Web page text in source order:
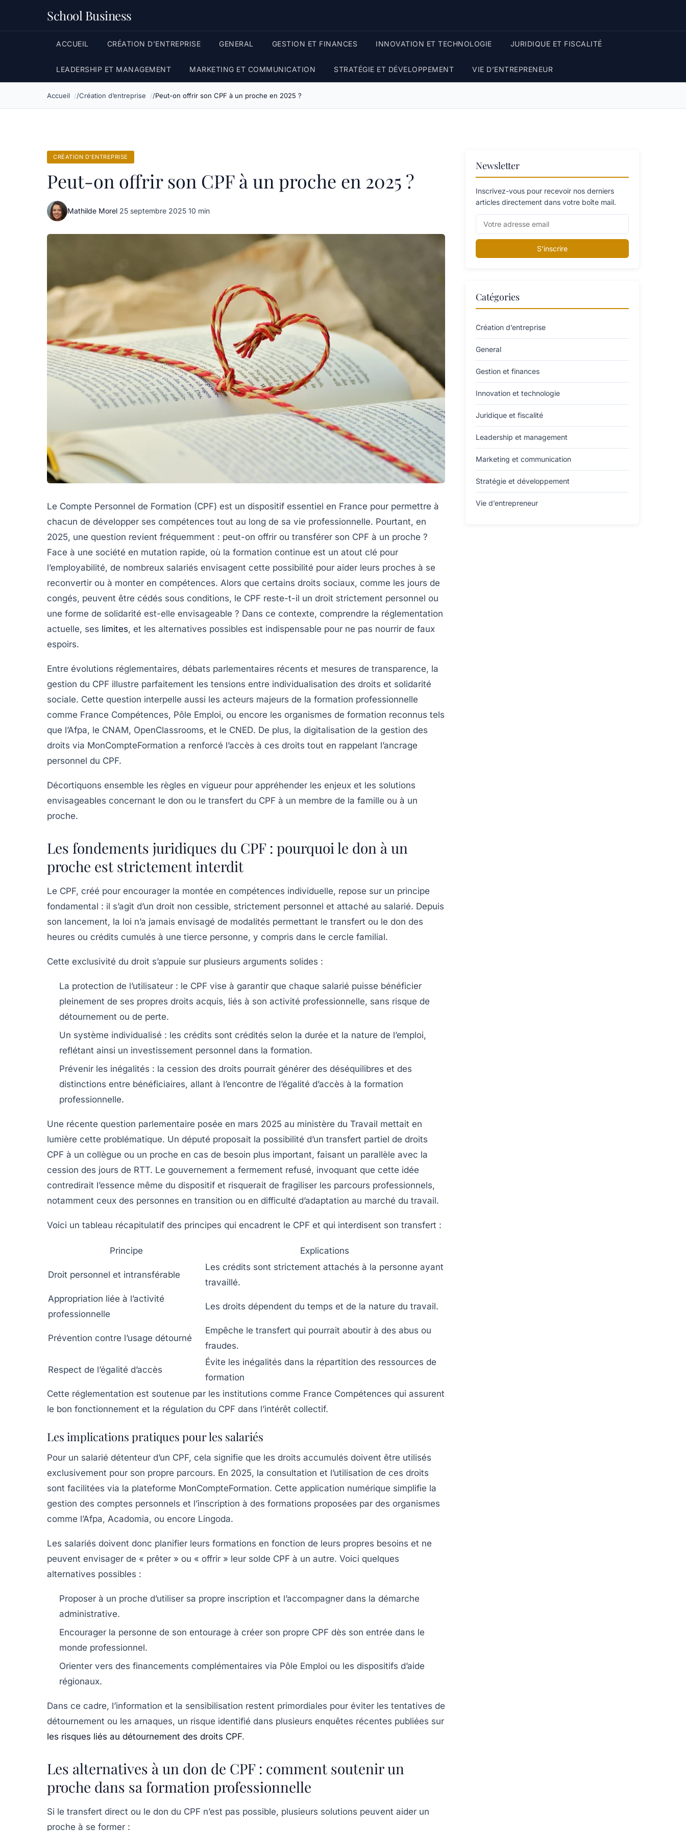
School Business
ACCUEIL CRÉATION D’ENTREPRISE GENERAL GESTION ET FINANCES INNOVATION ET TECHNOLOGIE JURIDIQUE ET FISCALITÉ
LEADERSHIP ET MANAGEMENT MARKETING ET COMMUNICATION STRATÉGIE ET DÉVELOPPEMENT VIE D’ENTREPRENEUR
Accueil Création d’entreprise Peut-on offrir son CPF à un proche en 2025 ?
CRÉATION D’ENTREPRISE
Peut-on offrir son CPF à un proche en 2025 ?
Mathilde Morel·25 septembre 2025·10 min
Le Compte Personnel de Formation (CPF) est un dispositif essentiel en France pour permettre à
chacun de développer ses compétences tout au long de sa vie professionnelle. Pourtant, en
2025, une question revient fréquemment : peut-on offrir ou transférer son CPF à un proche ?
Face à une société en mutation rapide, où la formation continue est un atout clé pour
l’employabilité, de nombreux salariés envisagent cette possibilité pour aider leurs proches à se
reconvertir ou à monter en compétences. Alors que certains droits sociaux, comme les jours de
congés, peuvent être cédés sous conditions, le CPF reste-t-il un droit strictement personnel ou
une forme de solidarité est-elle envisageable ? Dans ce contexte, comprendre la réglementation
actuelle, ses limites, et les alternatives possibles est indispensable pour ne pas nourrir de faux
espoirs.
Entre évolutions réglementaires, débats parlementaires récents et mesures de transparence, la
gestion du CPF illustre parfaitement les tensions entre individualisation des droits et solidarité
sociale. Cette question interpelle aussi les acteurs majeurs de la formation professionnelle
comme France Compétences, Pôle Emploi, ou encore les organismes de formation reconnus tels
que l’Afpa, le CNAM, OpenClassrooms, et le CNED. De plus, la digitalisation de la gestion des
droits via MonCompteFormation a renforcé l’accès à ces droits tout en rappelant l’ancrage
personnel du CPF.
Décortiquons ensemble les règles en vigueur pour appréhender les enjeux et les solutions
envisageables concernant le don ou le transfert du CPF à un membre de la famille ou à un
proche.
Les fondements juridiques du CPF : pourquoi le don à un
proche est strictement interdit
Le CPF, créé pour encourager la montée en compétences individuelle, repose sur un principe
fondamental : il s’agit d’un droit non cessible, strictement personnel et attaché au salarié. Depuis
son lancement, la loi n’a jamais envisagé de modalités permettant le transfert ou le don des
heures ou crédits cumulés à une tierce personne, y compris dans le cercle familial.
Cette exclusivité du droit s’appuie sur plusieurs arguments solides :
La protection de l’utilisateur : le CPF vise à garantir que chaque salarié puisse bénéficier
pleinement de ses propres droits acquis, liés à son activité professionnelle, sans risque de
détournement ou de perte.
Un système individualisé : les crédits sont crédités selon la durée et la nature de l’emploi,
reflétant ainsi un investissement personnel dans la formation.
Prévenir les inégalités : la cession des droits pourrait générer des déséquilibres et des
distinctions entre bénéficiaires, allant à l’encontre de l’égalité d’accès à la formation
professionnelle.
Une récente question parlementaire posée en mars 2025 au ministère du Travail mettait en
lumière cette problématique. Un député proposait la possibilité d’un transfert partiel de droits
CPF à un collègue ou un proche en cas de besoin plus important, faisant un parallèle avec la
cession des jours de RTT. Le gouvernement a fermement refusé, invoquant que cette idée
contredirait l’essence même du dispositif et risquerait de fragiliser les parcours professionnels,
notamment ceux des personnes en transition ou en difficulté d’adaptation au marché du travail.
Voici un tableau récapitulatif des principes qui encadrent le CPF et qui interdisent son transfert :
Principe Explications
Droit personnel et intransférable
Les crédits sont strictement attachés à la personne ayant
travaillé.
Appropriation liée à l’activité
professionnelle
Les droits dépendent du temps et de la nature du travail.
Prévention contre l’usage détourné
Empêche le transfert qui pourrait aboutir à des abus ou
fraudes.
Respect de l’égalité d’accès
Évite les inégalités dans la répartition des ressources de
formation
Cette réglementation est soutenue par les institutions comme France Compétences qui assurent
le bon fonctionnement et la régulation du CPF dans l’intérêt collectif.
Les implications pratiques pour les salariés
Pour un salarié détenteur d’un CPF, cela signifie que les droits accumulés doivent être utilisés
exclusivement pour son propre parcours. En 2025, la consultation et l’utilisation de ces droits
sont facilitées via la plateforme MonCompteFormation. Cette application numérique simplifie la
gestion des comptes personnels et l’inscription à des formations proposées par des organismes
comme l’Afpa, Acadomia, ou encore Lingoda.
Les salariés doivent donc planifier leurs formations en fonction de leurs propres besoins et ne
peuvent envisager de « prêter » ou « offrir » leur solde CPF à un autre. Voici quelques
alternatives possibles :
Proposer à un proche d’utiliser sa propre inscription et l’accompagner dans la démarche
administrative.
Encourager la personne de son entourage à créer son propre CPF dès son entrée dans le
monde professionnel.
Orienter vers des financements complémentaires via Pôle Emploi ou les dispositifs d’aide
régionaux.
Dans ce cadre, l’information et la sensibilisation restent primordiales pour éviter les tentatives de
détournement ou les arnaques, un risque identifié dans plusieurs enquêtes récentes publiées sur
les risques liés au détournement des droits CPF.
Les alternatives à un don de CPF : comment soutenir un
proche dans sa formation professionnelle
Si le transfert direct ou le don du CPF n’est pas possible, plusieurs solutions peuvent aider un
proche à se former :
Newsletter
Inscrivez-vous pour recevoir nos derniers
articles directement dans votre boîte mail.
S'inscrire
Catégories
Création d’entreprise
General
Gestion et finances
Innovation et technologie
Juridique et fiscalité
Leadership et management
Marketing et communication
Stratégie et développement
Vie d’entrepreneur